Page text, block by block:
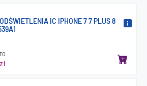
IC IPHONE 7 7 PLUS 8